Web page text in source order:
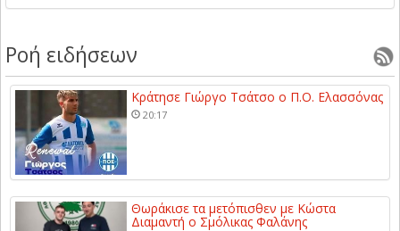
Ροή ειδήσεων
Κράτησε Γιώργο Τσάτσο ο Π.Ο. Ελασσόνας
20:17
Θωράκισε τα μετόπισθεν με Κώστα
Διαμαντή ο Σμόλικας Φαλάνης